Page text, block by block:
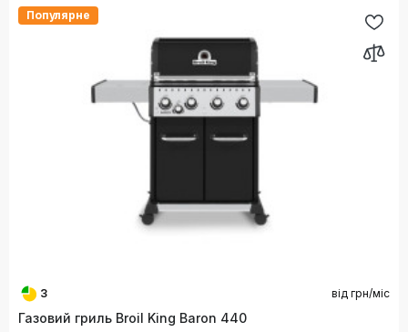
Популярне
3 від грн/міс
Газовий гриль Broil King Baron 440